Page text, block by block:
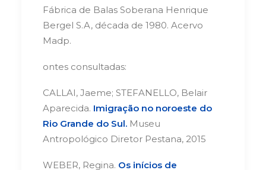
Fábrica de Balas Soberana Henrique
Bergel S.A, década de 1980. Acervo
Madp.
ontes consultadas:
CALLAI, Jaeme; STEFANELLO, Belair
Aparecida. Imigração no noroeste do
Rio Grande do Sul. Museu
Antropológico Diretor Pestana, 2015
WEBER, Regina. Os inícios de